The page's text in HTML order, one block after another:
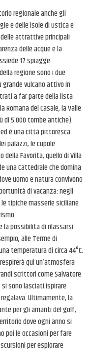
regionale anche gli
e delle isole di Ustica e
attrattive principali
delle acque e la
17 spiagge
regione sono i due
grande vulcano attivo in
a far parte della lista
Romana del Casale, la Valle
di 5.000 tombe antiche).
è una città pittoresca.
palazzi, le cupole
della Favorita, quello di Villa
una Cattedrale che domina
uomo e natura convivono
di vacanza: negli
tipiche masserie siciliane
la possibilità di rilassarsi
alle Terme di
temperatura di circa 44°C.
qui un’atmosfera
scrittori come Salvatore
si sono lasciati ispirare
Ultimamente, la
per gli amanti del golf,
dove ogni anno si
poi le occasioni per fare
per esplorare